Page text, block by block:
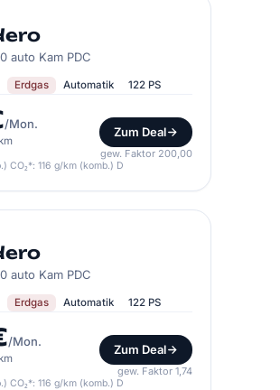
auto Kam PDC
Erdgas Automatik 122 PS
/Mon.
Zum Deal
gew. Faktor 200,00
CO₂*: 116 g/km (komb.) D
auto Kam PDC
Erdgas Automatik 122 PS
/Mon.
Zum Deal
gew. Faktor 1,74
CO₂*: 116 g/km (komb.) D